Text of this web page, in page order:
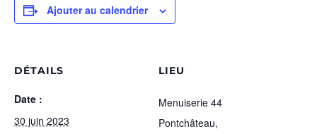
Ajouter au calendrier
DÉTAILS
Date :
30 juin 2023
LIEU
Menuiserie 44
Pontchâteau,